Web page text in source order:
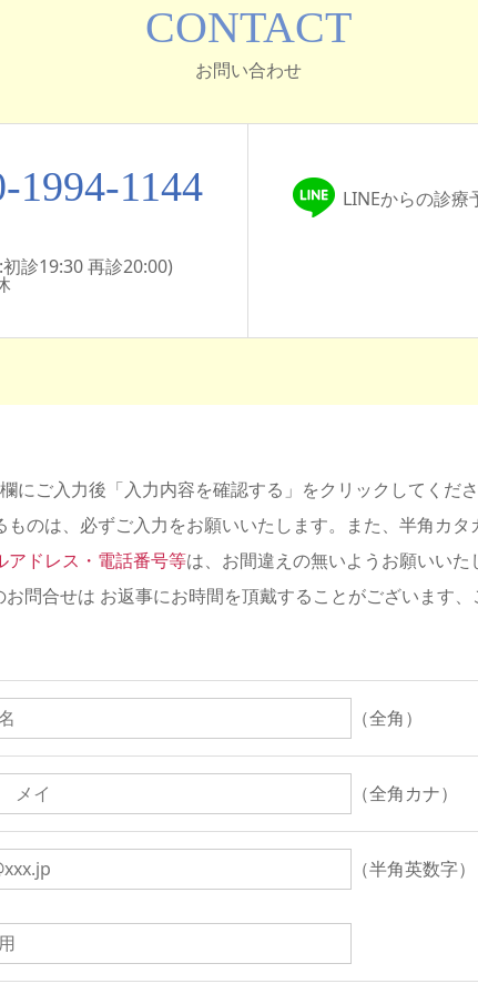
CONTACT
お問い合わせ
1994-1144
診19:30 再診20:00)
LINEからの診療
にご入力後「入力内容を確認する」をクリックしてくださ
のは、必ずご入力をお願いいたします。また、半角カタ
アドレス・電話番号等は、お間違えの無いようお願いいた
問合せは お返事にお時間を頂戴することがございます、
（全角）
（全角カナ）
（半角英数字）